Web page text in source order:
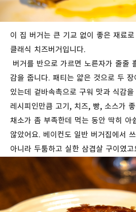
이 집 버거는 큰 기교 없이 좋은 재료
클래식 치즈버거입니다.
버거를 반으로 가르면 노른자가 줄줄
감을 줍니다. 패티는 얇은 것으로 두 장
있는데
겉바속촉으로 구워 맛과 식감
레시피인만큼 고기, 치즈, 빵, 소스가
채소가 좀 부족한데 먹는 동안 딱히 아
않았어요. 베이컨도 일반 버거집에서
아니라 두툼하고 실한 삼겹살 구이였고